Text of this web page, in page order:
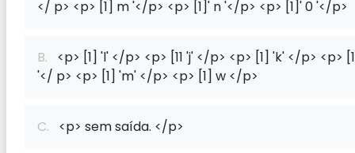
</ p> <p> [1] m '</p> <p> [1]' n '</p> <p> [1]' 0 '</p>
B. <p> [1] 'l' </p> <p> [11 'j' </p> <p> [1] 'k' </p> <p>
'</ p> <p> [1] 'm' </p> <p> [1] w </p>
C. <p> sem saída. </p>